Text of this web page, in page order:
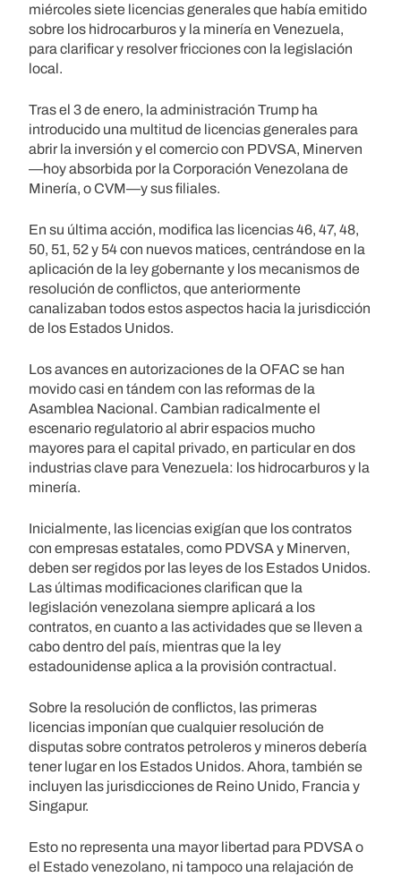
miércoles siete licencias generales que había emitido
sobre los hidrocarburos y la minería en Venezuela,
para clarificar y resolver fricciones con la legislación
local.
Tras el 3 de enero, la administración Trump ha
introducido una multitud de licencias generales para
abrir la inversión y el comercio con PDVSA, Minerven
—hoy absorbida por la Corporación Venezolana de
Minería, o CVM—y sus filiales.
En su última acción, modifica las licencias 46, 47, 48,
50, 51, 52 y 54 con nuevos matices, centrándose en la
aplicación de la ley gobernante y los mecanismos de
resolución de conflictos, que anteriormente
canalizaban todos estos aspectos hacia la jurisdicción
de los Estados Unidos.
Los avances en autorizaciones de la OFAC se han
movido casi en tándem con las reformas de la
Asamblea Nacional. Cambian radicalmente el
escenario regulatorio al abrir espacios mucho
mayores para el capital privado, en particular en dos
industrias clave para Venezuela: los hidrocarburos y la
minería.
Inicialmente, las licencias exigían que los contratos
con empresas estatales, como PDVSA y Minerven,
deben ser regidos por las leyes de los Estados Unidos.
Las últimas modificaciones clarifican que la
legislación venezolana siempre aplicará a los
contratos, en cuanto a las actividades que se lleven a
cabo dentro del país, mientras que la ley
estadounidense aplica a la provisión contractual.
Sobre la resolución de conflictos, las primeras
licencias imponían que cualquier resolución de
disputas sobre contratos petroleros y mineros debería
tener lugar en los Estados Unidos. Ahora, también se
incluyen las jurisdicciones de Reino Unido, Francia y
Singapur.
Esto no representa una mayor libertad para PDVSA o
el Estado venezolano, ni tampoco una relajación de